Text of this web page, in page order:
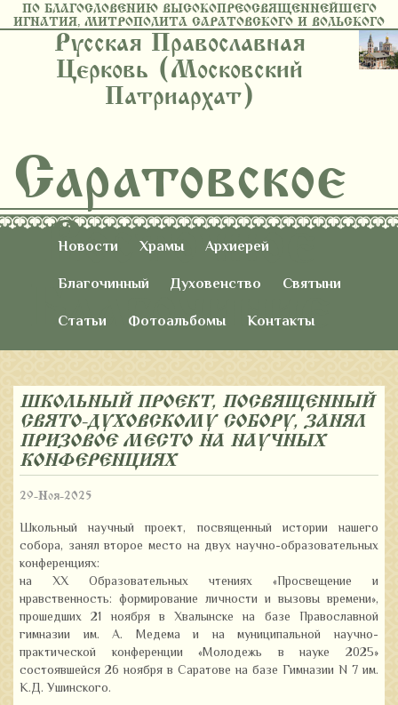
ПО БЛАГОСЛОВЕНИЮ ВЫСОКОПРЕОСВЯЩЕННЕЙШЕГО
ИГНАТИЯ, МИТРОПОЛИТА САРАТОВСКОГО И ВОЛЬСКОГО
Русская Православная
Церковь (Московский
Патриархат)
Саратовское
Восточное
Благочиние
Новости Храмы
Архиерей
Благочинный
Духовенство
Святыни
Статьи
Фотоальбомы Контакты
ШКОЛЬНЫЙ ПРОЕКТ, ПОСВЯЩЕННЫЙ
СВЯТО-ДУХОВСКОМУ СОБОРУ, ЗАНЯЛ
ПРИЗОВОЕ МЕСТО НА НАУЧНЫХ
КОНФЕРЕНЦИЯХ
29-Ноя-2025
Школьный научный проект, посвященный истории нашего
собора, занял второе место на двух научно-образовательных
конференциях:
на ХХ Образовательных чтениях «Просвещение и
нравственность: формирование личности и вызовы времени»,
прошедших 21 ноября в Хвалынске на базе Православной
гимназии им. А. Медема и на муниципальной научно-
практической конференции «Молодежь в науке 2025»
состоявшейся 26 ноября в Саратове на базе Гимназии N 7 им.
К.Д. Ушинского.